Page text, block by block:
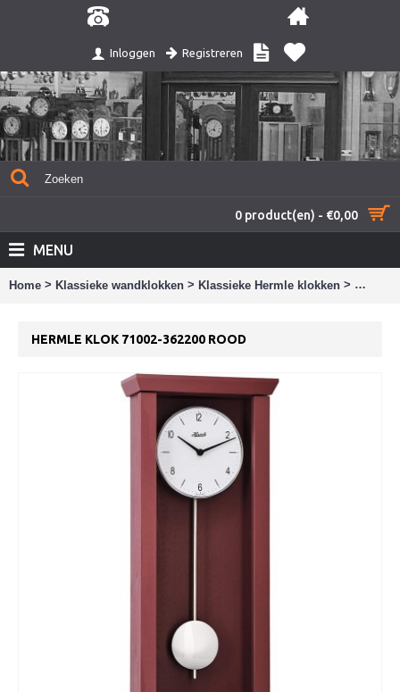
Inloggen Registreren
0 product(en) - €0,00
MENU
Home > Klassieke wandklokken > Klassieke Hermle klokken > Hermle
HERMLE KLOK 71002-362200 ROOD